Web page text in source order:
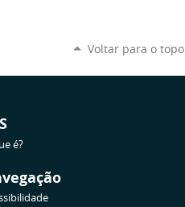
Voltar para o topo
é?